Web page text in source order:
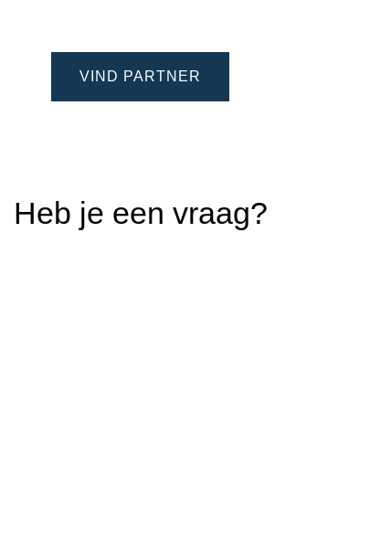
VIND PARTNER
Heb je een vraag?